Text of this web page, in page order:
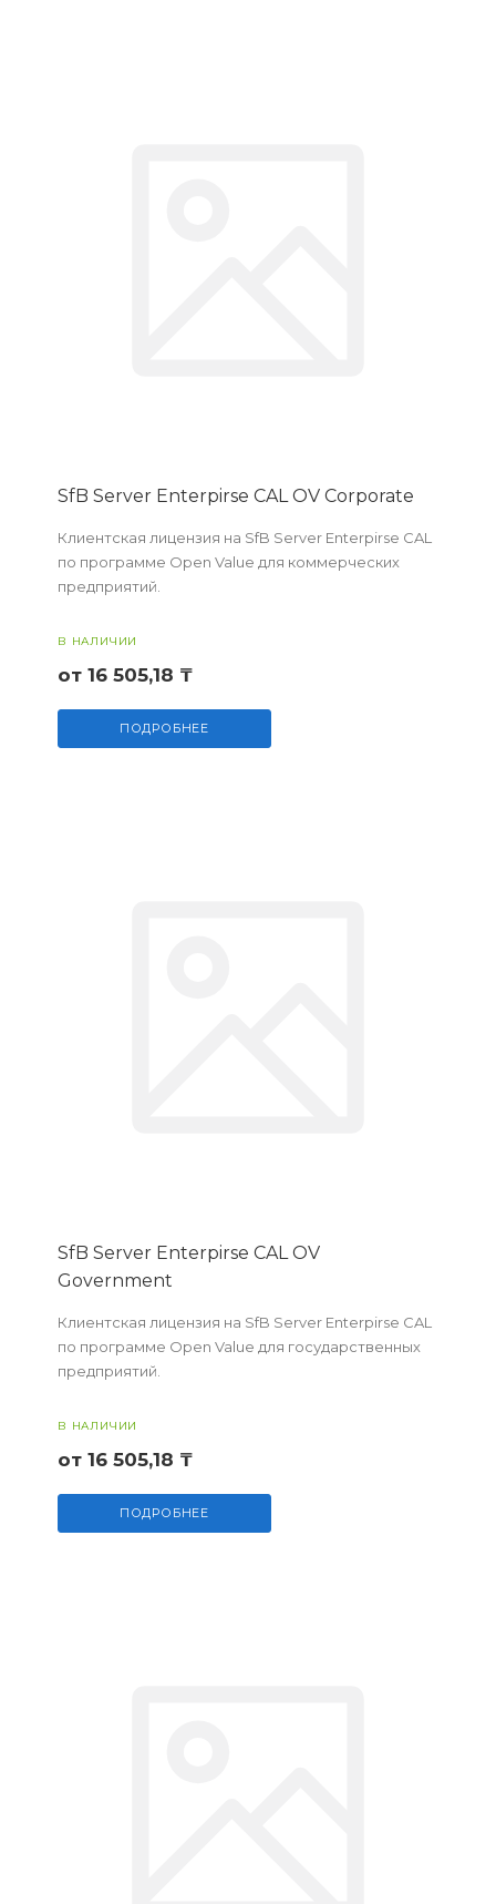
SfB Server Enterpirse CAL OV Corporate
Клиентская лицензия на SfB Server Enterpirse CAL
по программе Open Value для коммерческих
предприятий.
В НАЛИЧИИ
от 16 505,18 ₸
ПОДРОБНЕЕ
SfB Server Enterpirse CAL OV
Government
Клиентская лицензия на SfB Server Enterpirse CAL
по программе Open Value для государственных
предприятий.
В НАЛИЧИИ
от 16 505,18 ₸
ПОДРОБНЕЕ